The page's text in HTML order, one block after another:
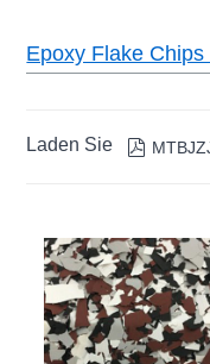
Epoxy Flake
Laden Sie 